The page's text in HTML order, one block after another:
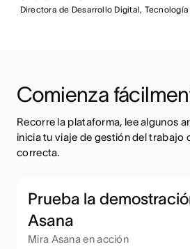
Directora de Desarrollo Digital,
Comienza
Recorre la plataforma, lee algunos
inicia tu viaje de gestión del trabajo
correcta.
Prueba la
Asana
Mira Asana en acción